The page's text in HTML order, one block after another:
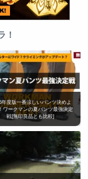
！
度版一番涼しいパンツ決めよ
ワークマンの夏パンツ最強決定
戦[無印良品とも比較]